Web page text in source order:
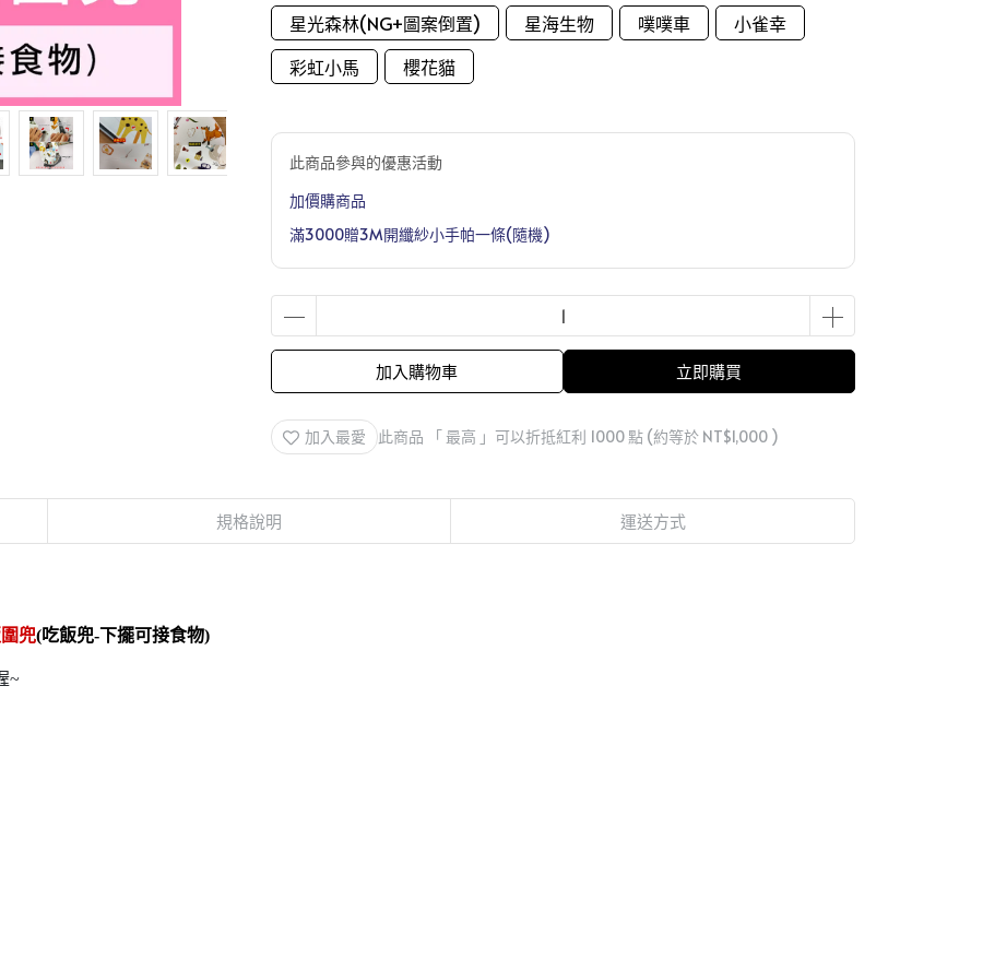
星光森林(NG+圖案倒置)
星海生物 噗噗車
小雀幸
彩虹小馬
櫻花貓
此商品參與的優惠活動
加價購商品
滿3000贈3M開纖紗小手帕一條(隨機)
加入購物車 立即購買
加入最愛 此商品 「 最高 」可以折抵紅利 1000 點 (約等於 NT$1,000 )
規格說明 運送方式
兜(吃飯兜-下擺可接食物)
~